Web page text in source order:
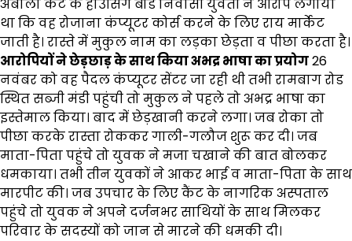
अंबाला कैंट के हाउसिंग बोर्ड निवासी युवती ने आरोप लगाया
था कि वह रोजाना कंप्यूटर कोर्स करने के लिए राय मार्केट
जाती है। रास्ते में मुकुल नाम का लड़का छेड़ता व पीछा करता है।
आरोपियों ने छेड़छाड़ के साथ किया अभद्र भाषा का प्रयोग26
नवंबर को वह पैदल कंप्यूटर सेंटर जा रही थी तभी रामबाग रोड
स्थित सब्जी मंडी पहुंची तो मुकुल ने पहले तो अभद्र भाषा का
इस्तेमाल किया। बाद में छेड़खानी करने लगा। जब रोका तो
पीछा करके रास्ता रोककर गाली-गलौज शुरू कर दी। जब
माता-पिता पहुंचे तो युवक ने मजा चखाने की बात बोलकर
धमकाया। तभी तीन युवकों ने आकर भाई व माता-पिता के साथ
मारपीट की। जब उपचार के लिए कैंट के नागरिक अस्पताल
पहुंचे तो युवक ने अपने दर्जनभर साथियों के साथ मिलकर
परिवार के सदस्यों को जान से मारने की धमकी दी।